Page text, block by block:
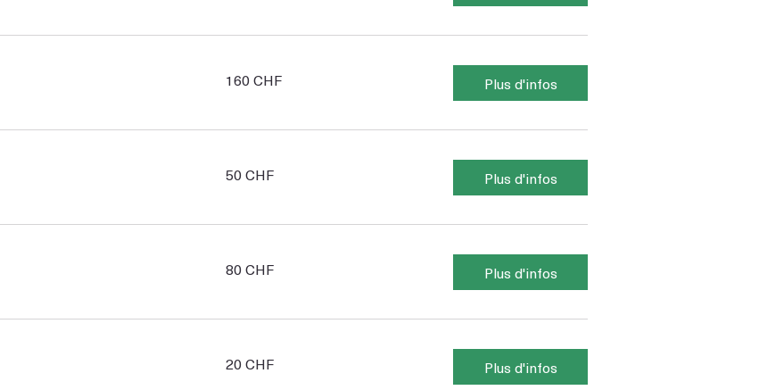
francs
160 CHF Plus d'infos
francs
50 CHF Plus d'infos
francs
80 CHF Plus d'infos
francs
20 CHF Plus d'infos